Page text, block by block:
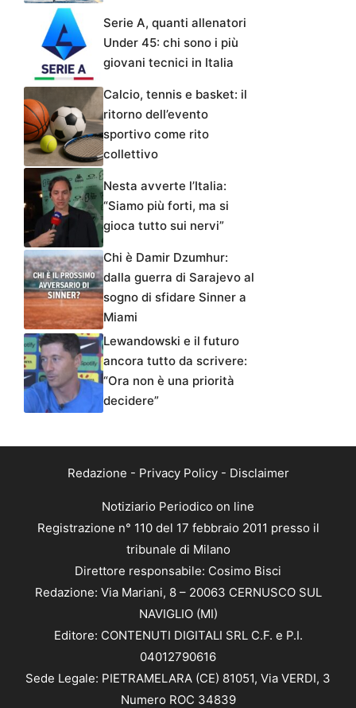
Serie A, quanti allenatori
Under 45: chi sono i più
giovani tecnici in Italia
Calcio, tennis e basket: il
ritorno dell’evento
sportivo come rito
collettivo
Nesta avverte l’Italia:
“Siamo più forti, ma si
gioca tutto sui nervi”
Chi è Damir Dzumhur:
dalla guerra di Sarajevo al
sogno di sfidare Sinner a
Miami
Lewandowski e il futuro
ancora tutto da scrivere:
“Ora non è una priorità
decidere”
Redazione - Privacy Policy- Disclaimer
Notiziario Periodico on line
Registrazione n° 110 del 17 febbraio 2011 presso il
tribunale di Milano
Direttore responsabile: Cosimo Bisci
Redazione: Via Mariani, 8 – 20063 CERNUSCO SUL
NAVIGLIO (MI)
Editore: CONTENUTI DIGITALI SRL C.F. e P.I.
04012790616
Sede Legale: PIETRAMELARA (CE) 81051, Via VERDI, 3
Numero ROC 34839